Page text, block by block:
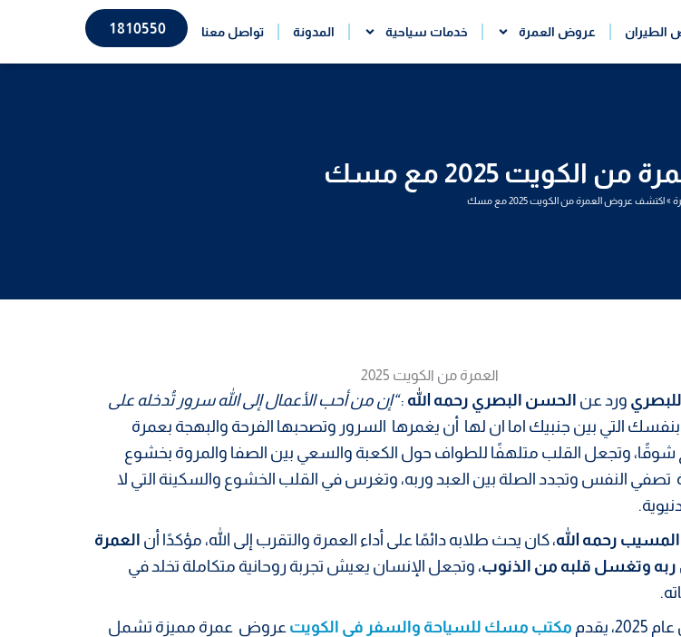
الطيران عروض العمرة خدمات سياحية المدونة تواصل معنا 1810550
2025 مع مسك
»اكتشف عروض العمرة من الكويت 2025 مع مسك
ورد عن الحسن البصري رحمه الله :“إن من أحب الأعمال إلى الله سرور تُدخله على
التي بين جنبيك اما ان لها أن يغمرها السرور وتصحبها الفرحة والبهجة بعمرة
شوقًا، وتجعل القلب متلهفًا للطواف حول الكعبة والسعي بين الصفا والمروة بخشوع
تصفي النفس وتجدد الصلة بين العبد وربه، وتغرس في القلب الخشوع والسكينة التي لا
رحمه الله، كان يحث طلابه دائمًا على أداء العمرة والتقرب إلى الله، مؤكدًا أن العمرة
ربه وتغسل قلبه من الذنوب، وتجعل الإنسان يعيش تجربة روحانية متكاملة تخلد في
يقدم
مكتب مسك للسياحة والسفر في الكويت عروض عمرة مميزة تشمل